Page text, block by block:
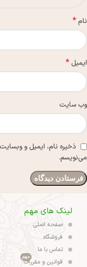
نام *
ایمیل *
وب‌ سایت
ذخیره نام، ایمیل و
می‌نویسم.
لینک های مهم
صفحه اصلی
فروشگاه
تماس با ما
قوانین و مقررات
مهم